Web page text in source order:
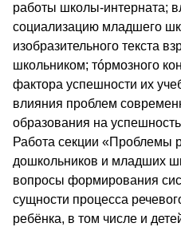
работы школы-интерната;
социализацию младшего
изобразительного текста
школьником; тóрмозного
фактора успешности их
влияния проблем
образования на
Работа секции «Проблемы
дошкольников и младших
вопросы формирования
сущности процесса
ребёнка, в том числе и